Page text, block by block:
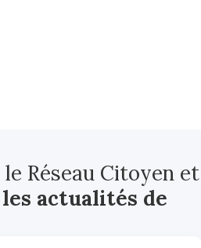
Réseau Citoyen et
actualités de